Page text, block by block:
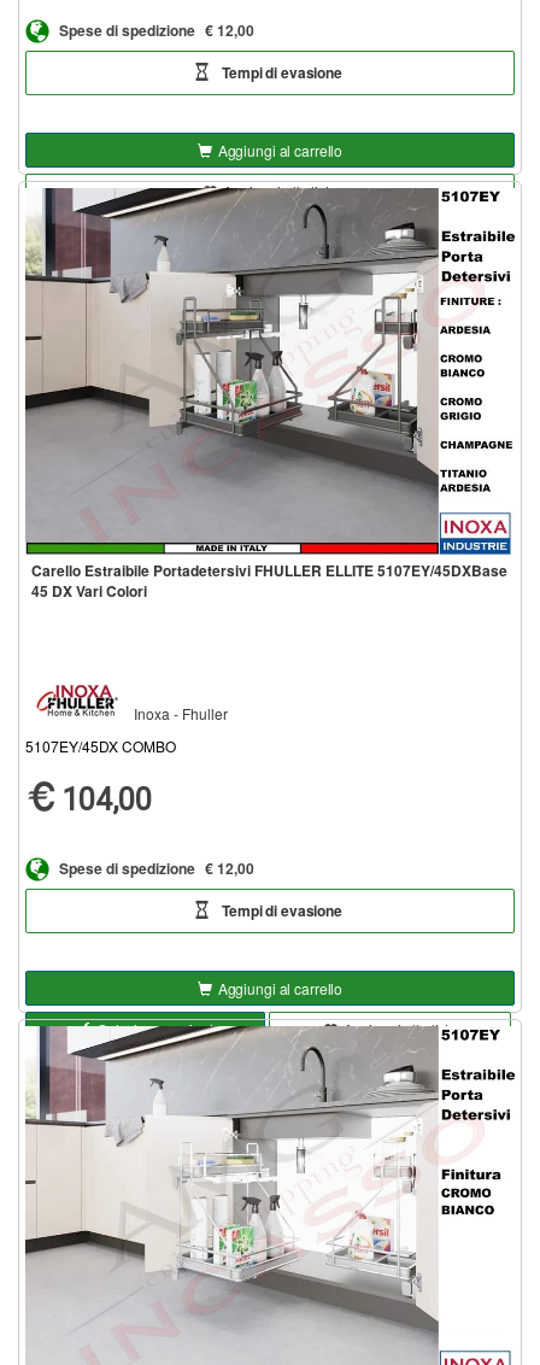
Spese di spedizione € 12,00
Tempi di evasione
Aggiungi al carrello
Aggiungi alla lista
Carello Estraibile Portadetersivi FHULLER ELLITE 5107EY/45DXBase
45 DX Vari Colori
Inoxa - Fhuller
5107EY/45DX COMBO
104,00
Spese di spedizione € 12,00
Tempi di evasione
Aggiungi al carrello
Seleziona opzioni
Aggiungi alla lista